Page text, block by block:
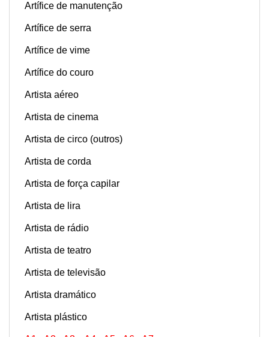
Artífice de manutenção
Artífice de serra
Artífice de vime
Artífice do couro
Artista aéreo
Artista de cinema
Artista de circo (outros)
Artista de corda
Artista de força capilar
Artista de lira
Artista de rádio
Artista de teatro
Artista de televisão
Artista dramático
Artista plástico